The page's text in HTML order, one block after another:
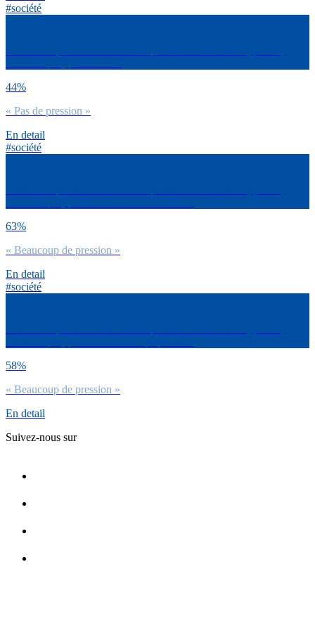
#société
44%
« Pas de pression »
En detail
#société
63%
« Beaucoup de pression »
En detail
#société
58%
« Beaucoup de pression »
En detail
Suivez-nous sur